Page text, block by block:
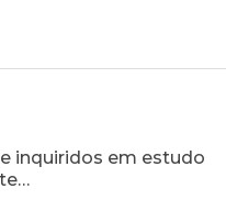
inquiridos em estudo